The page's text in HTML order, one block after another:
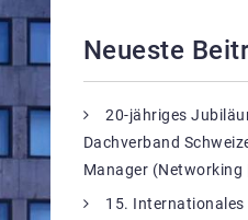
Neueste
20-jähriges
Dachverband
Manager (Networking
15. Internationales